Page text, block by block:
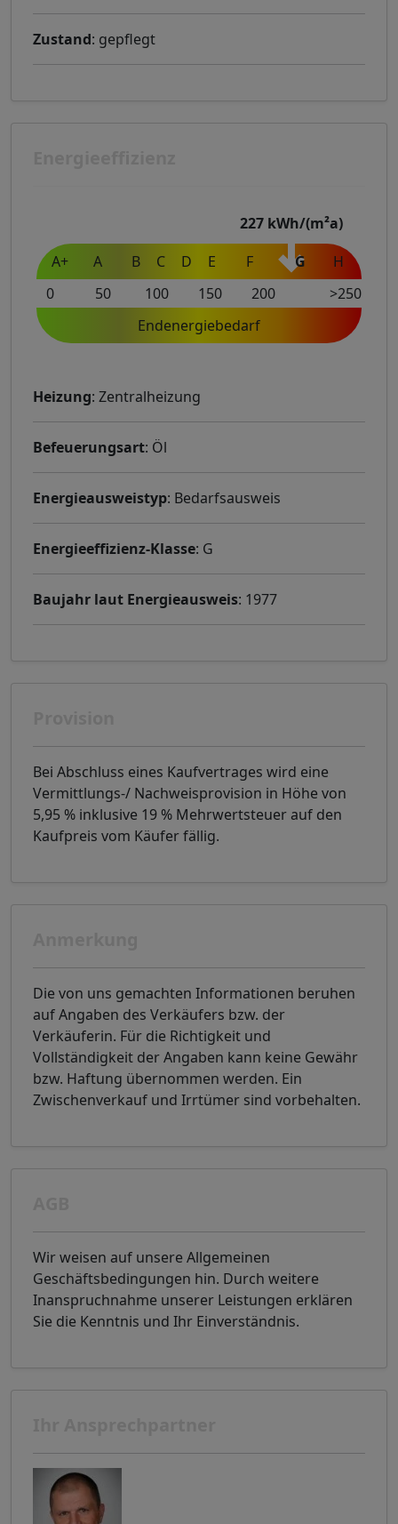
Zustand: gepflegt
A+ A B C D E F G H
227 kWh/(m²a)
0 50 100 150 200
>250
Endenergiebedarf
Heizung: Zentralheizung
Befeuerungsart: Öl
Energieausweistyp: Bedarfsausweis
Energieeffizienz-Klasse: G
Baujahr laut Energieausweis: 1977
Bei Abschluss eines Kaufvertrages wird eine
Vermittlungs-/ Nachweisprovision in Höhe von
5,95 % inklusive 19 % Mehrwertsteuer auf den
Kaufpreis vom Käufer fällig.
Die von uns gemachten Informationen beruhen
auf Angaben des Verkäufers bzw. der
Verkäuferin. Für die Richtigkeit und
Vollständigkeit der Angaben kann keine Gewähr
bzw. Haftung übernommen werden. Ein
Zwischenverkauf und Irrtümer sind vorbehalten.
Wir weisen auf unsere Allgemeinen
Geschäftsbedingungen hin. Durch weitere
Inanspruchnahme unserer Leistungen erklären
Sie die Kenntnis und Ihr Einverständnis.